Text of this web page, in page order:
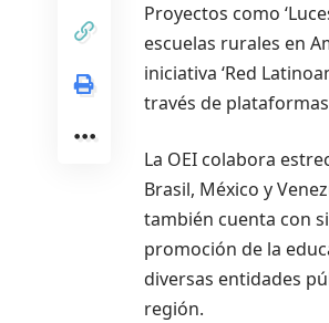
Proyectos como
escuelas rurales en
iniciativa ‘Red
través de
La OEI colabora
Brasil, México y
también cuenta con
promoción de la
diversas entidades
región.